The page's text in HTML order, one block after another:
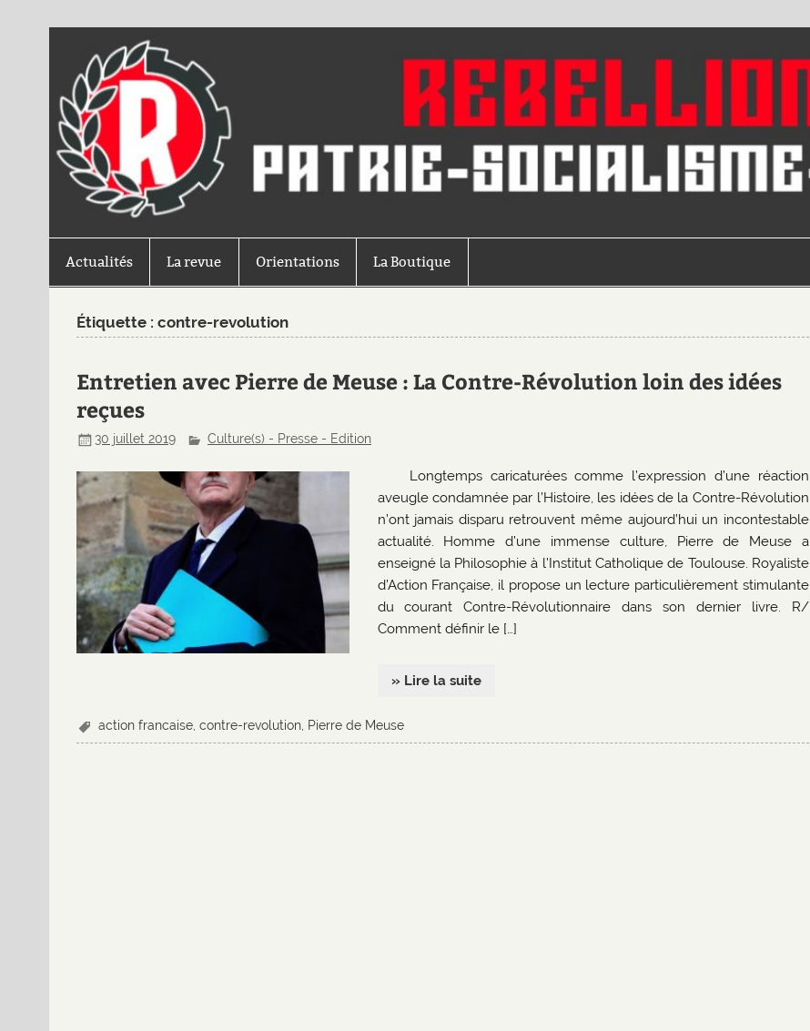
Actualités La revue Orientations La Boutique
Étiquette :contre-revolution
Entretien avec Pierre de Meuse : La Contre-Révolution loin des idées
reçues
30 juillet 2019 Culture(s) - Presse - Edition
Longtemps caricaturées comme l’expression d’une réaction
aveugle condamnée par l’Histoire, les idées de la Contre-Révolution
n’ont jamais disparu retrouvent même aujourd’hui un incontestable
actualité. Homme d’une immense culture, Pierre de Meuse a
enseigné la Philosophie à l’Institut Catholique de Toulouse. Royaliste
d’Action Française, il propose un lecture particulièrement stimulante
du courant Contre-Révolutionnaire dans son dernier livre. R/
Comment définir le […]
» Lire la suite
action francaise ,contre-revolution Pierre de Meuse